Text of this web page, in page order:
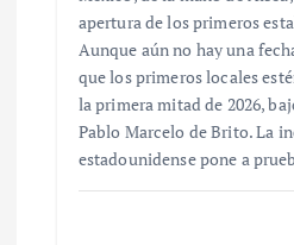
apertura de los primeros
Aunque aún no hay una
que los primeros locales
la primera mitad de 2026,
Pablo Marcelo de Brito. La
estadounidense pone a